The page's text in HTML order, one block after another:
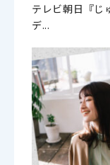
テレビ朝日『じ
デ...